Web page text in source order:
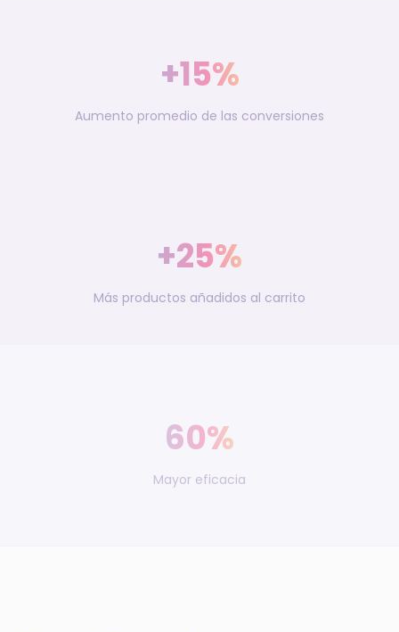
+15%
Aumento promedio de las conversiones
+25%
Más productos añadidos al carrito
60%
Mayor eficacia